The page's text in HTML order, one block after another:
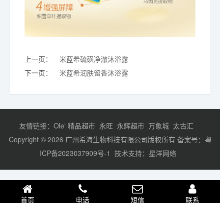
上一页：
米蓝希硫磺净澈沐浴露
下一页：
米蓝希润肤留香沐浴露
友情链接： Ole' 精品超市 永旺 永辉超市 万象城 太古汇
Copyright © 2026 广州希海生物科技有限公司版权所有 备案号： 粤
ICP备2023037909号-1 技术支持： 星洋网络
首页 电话 短信 联系